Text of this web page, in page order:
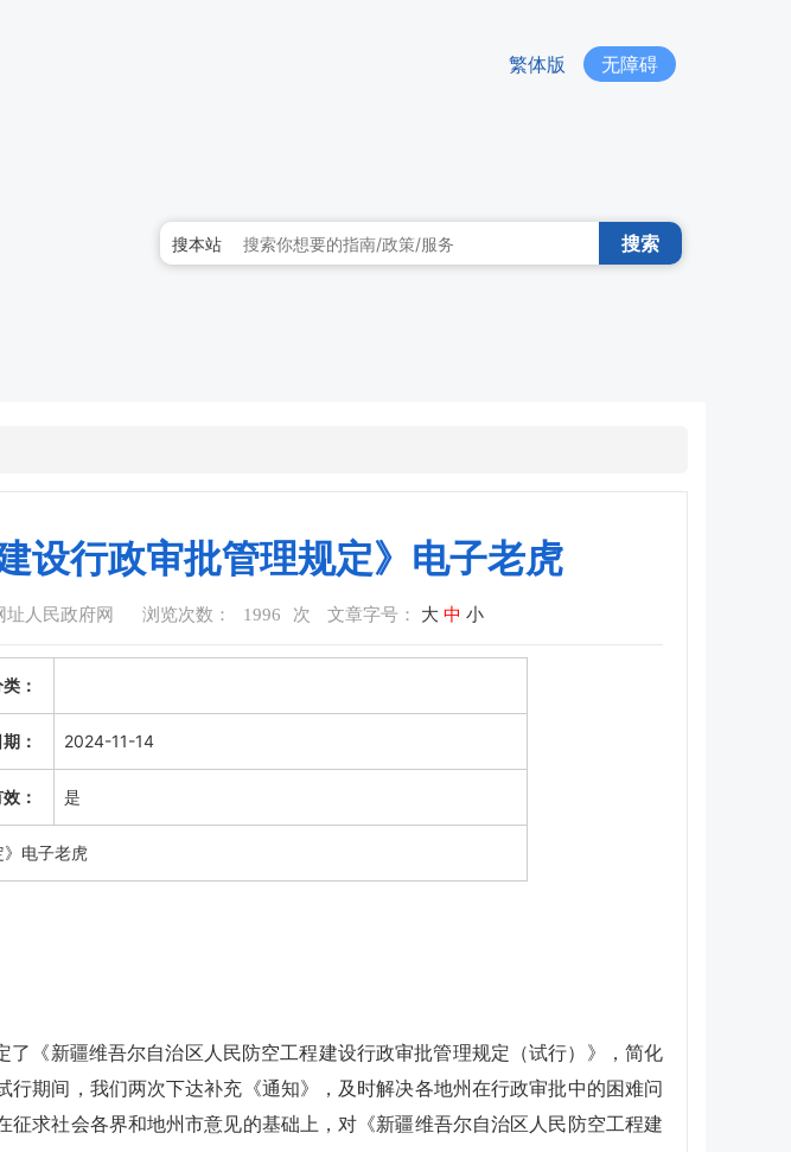
繁体版 无障碍
搜本站 搜索
设行政审批管理规定》电子老虎
人民政府网 浏览次数： 1996 次 文章字号： 大 中 小
：
： 2024-11-14
： 是
》电子老虎
《新疆维吾尔自治区人民防空工程建设行政审批管理规定（试行）》，简化
期间，我们两次下达补充《通知》，及时解决各地州在行政审批中的困难问
求社会各界和地州市意见的基础上，对《新疆维吾尔自治区人民防空工程建